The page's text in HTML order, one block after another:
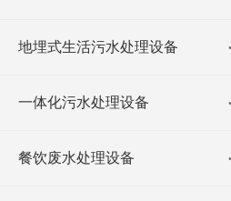
地埋式生活污水处理设备
一体化污水处理设备
餐饮废水处理设备